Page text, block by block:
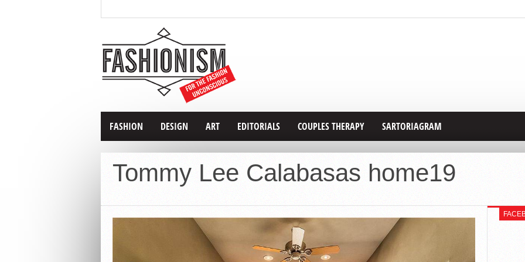
FASHION DESIGN ART EDITORIALS COUPLES THERAPY SARTORIAGRAM
Tommy Lee Calabasas home19